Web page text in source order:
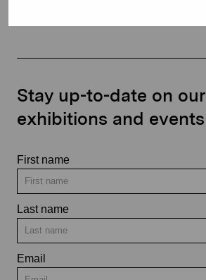
Stay up-to-date on our
exhibitions and events
First name
Last name
Email